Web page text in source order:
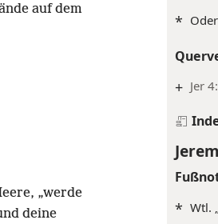
*
+ Jer
* Wtl.
auf dem
„werde
deine